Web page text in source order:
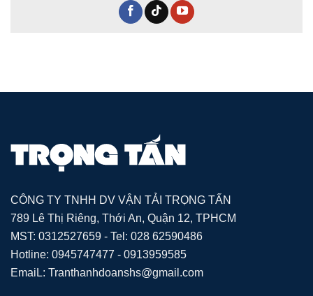
CÔNG TY TNHH DV VẬN TẢI TRỌNG TẤN
789 Lê Thị Riêng, Thới An, Quận 12, TPHCM
MST: 0312527659 - Tel: 028 62590486
Hotline: 0945747477 - 0913959585
EmaiL: Tranthanhdoanshs@gmail.com